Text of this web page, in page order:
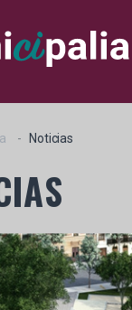
Noticias